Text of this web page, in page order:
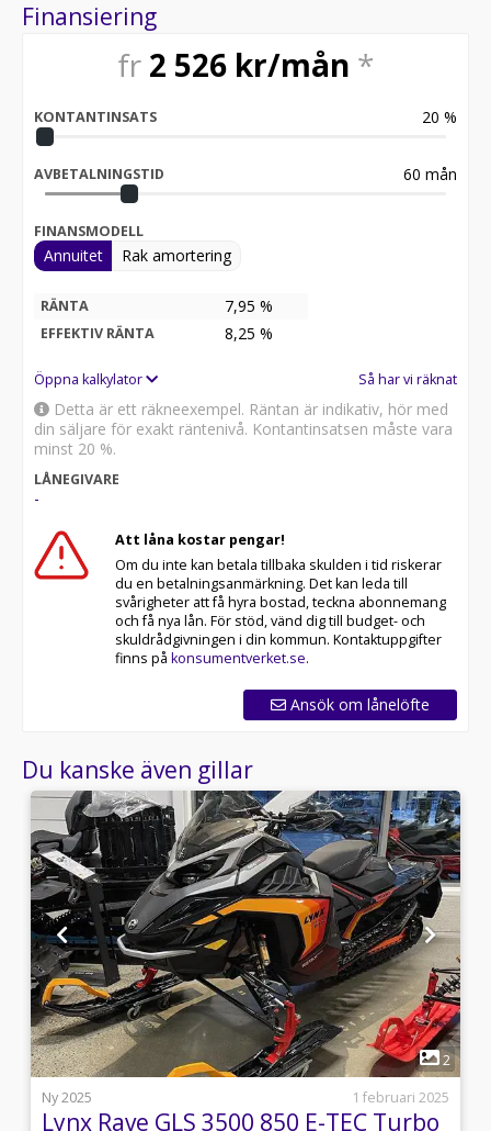
Finansiering
fr 2 526 kr/mån *
KONTANTINSATS 20 %
AVBETALNINGSTID 60 mån
FINANSMODELL
Annuitet Rak amortering
RÄNTA 7,95 %
EFFEKTIV RÄNTA 8,25 %
Öppna kalkylator Så har vi räknat
Detta är ett räkneexempel. Räntan är indikativ, hör med
din säljare för exakt räntenivå. Kontantinsatsen måste vara
minst 20 %.
LÅNEGIVARE
-
Att låna kostar pengar!
Om du inte kan betala tillbaka skulden i tid riskerar
du en betalningsanmärkning. Det kan leda till
svårigheter att få hyra bostad, teckna abonnemang
och få nya lån. För stöd, vänd dig till budget- och
skuldrådgivningen i din kommun. Kontaktuppgifter
finns på konsumentverket.se.
Ansök om lånelöfte
Du kanske även gillar
2
Ny 2025
1 februari 2025
Lynx Rave GLS 3500 850 E-TEC Turbo